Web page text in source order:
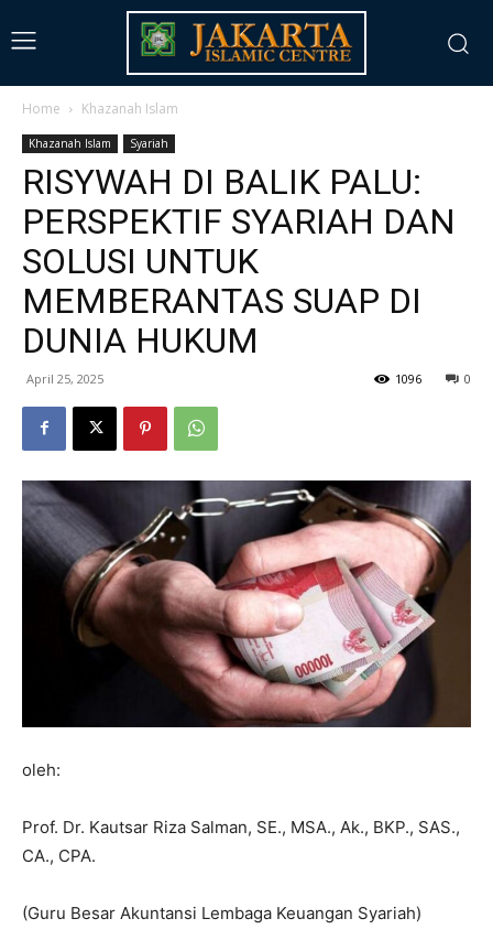
Home Khazanah Islam
Khazanah Islam Syariah
RISYWAH DI BALIK PALU:
PERSPEKTIF SYARIAH DAN
SOLUSI UNTUK
MEMBERANTAS SUAP DI
DUNIA HUKUM
April 25, 2025 0
1096
oleh:
Prof. Dr. Kautsar Riza Salman, SE., MSA., Ak., BKP., SAS.,
CA., CPA.
(Guru Besar Akuntansi Lembaga Keuangan Syariah)